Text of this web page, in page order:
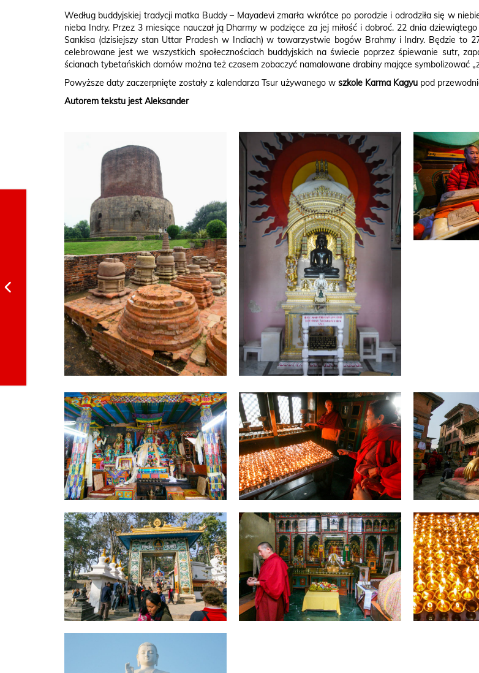
Według buddyjskiej tradycji matka Buddy – Mayadevi zmarła wkrótce po porodzie i odrodziła się w
nieba Indry. Przez 3 miesiące nauczał ją Dharmy w podzięce za jej miłość i dobroć. 22 dnia
Sankisa (dzisiejszy stan Uttar Pradesh w Indiach) w towarzystwie bogów Brahmy i Indry. Będzie to
celebrowane jest we wszystkich społecznościach buddyjskich na świecie poprzez śpiewanie sutr,
ścianach tybetańskich domów można też czasem zobaczyć namalowane drabiny mające symbolizować
Powyższe daty zaczerpnięte zostały z kalendarza Tsur używanego w szkole Karma Kagyu pod
Autorem tekstu jest Aleksander